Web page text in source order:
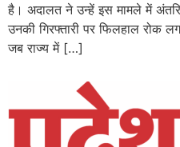
है। अदालत ने उन्हें इस मामले में
उनकी गिरफ्तारी पर फिलहाल
जब राज्य में […]